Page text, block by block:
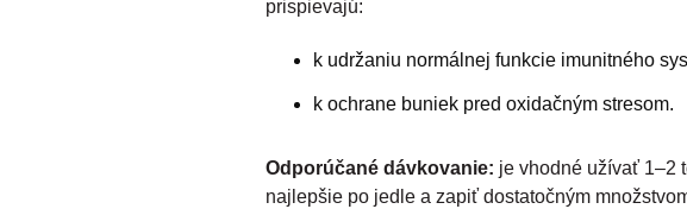
prispievajú:
k udržaniu normálnej funkcie imunitného
k ochrane buniek pred oxidačným stresom.
Odporúčané dávkovanie: je vhodné užívať 1–2
najlepšie po jedle a zapiť dostatočným